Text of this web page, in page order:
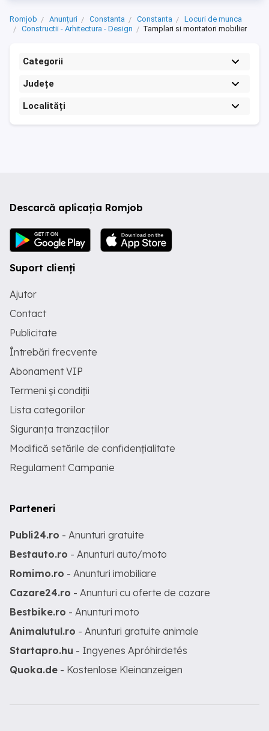
Romjob Anunțuri Constanta Constanta
Locuri de munca
Constructii - Arhitectura - Design
Tamplari si montatori mobilier
Categorii
Județe
Localități
Descarcă aplicația Romjob
Suport clienți
Ajutor
Contact
Publicitate
Întrebări frecvente
Abonament VIP
Termeni și condiții
Lista categoriilor
Siguranța tranzacțiilor
Modifică setările de confidențialitate
Regulament Campanie
Parteneri
Publi24.ro - Anunturi gratuite
Bestauto.ro - Anunturi auto/moto
Romimo.ro - Anunturi imobiliare
Cazare24.ro - Anunturi cu oferte de cazare
Bestbike.ro - Anunturi moto
Animalutul.ro - Anunturi gratuite animale
Startapro.hu - Ingyenes Apróhirdetés
Quoka.de - Kostenlose Kleinanzeigen